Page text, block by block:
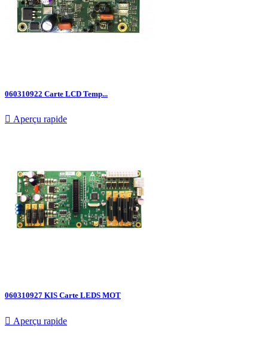
060310922 Carte LCD Temp...
 Aperçu rapide
060310927 KIS Carte LEDS MOT
 Aperçu rapide